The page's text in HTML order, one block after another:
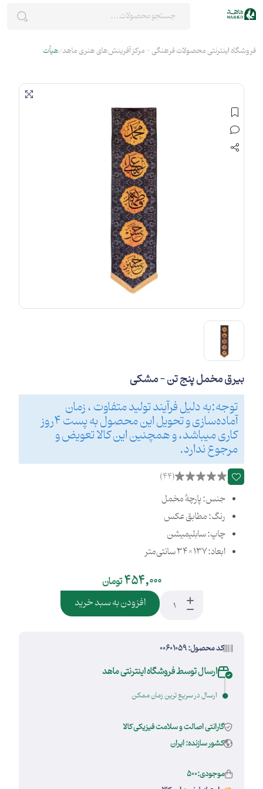
فروشگاه اینترنتی محصولات فرهنگی - مرکز آفرینش‌های هنری ماهد هیأت
بیرق مخمل پنج تن - مشکی
توجه:به دلیل فرآیند تولید متفاوت ، زمان
آماده‌سازی و تحویل این محصول به پست 4روز
کاری میباشد، و همچنین این کالا تعویض و
مرجوع ندارد.
(44)
جنس: پارچۀ مخمل
رنگ: مطابق عکس
چاپ: سابلیمیشن
ابعاد: 137×34 سانتی‌متر
454,000تومان
افزودن به سبد خرید
کد محصول: 00601059
ارسال توسط فروشگاه اینترنتی ماهد
ارسال در سریع ترین زمان ممکن
گارانتی اصالت و سلامت فیزیکی کالا
کشور سازنده: ایران
موجودی:500